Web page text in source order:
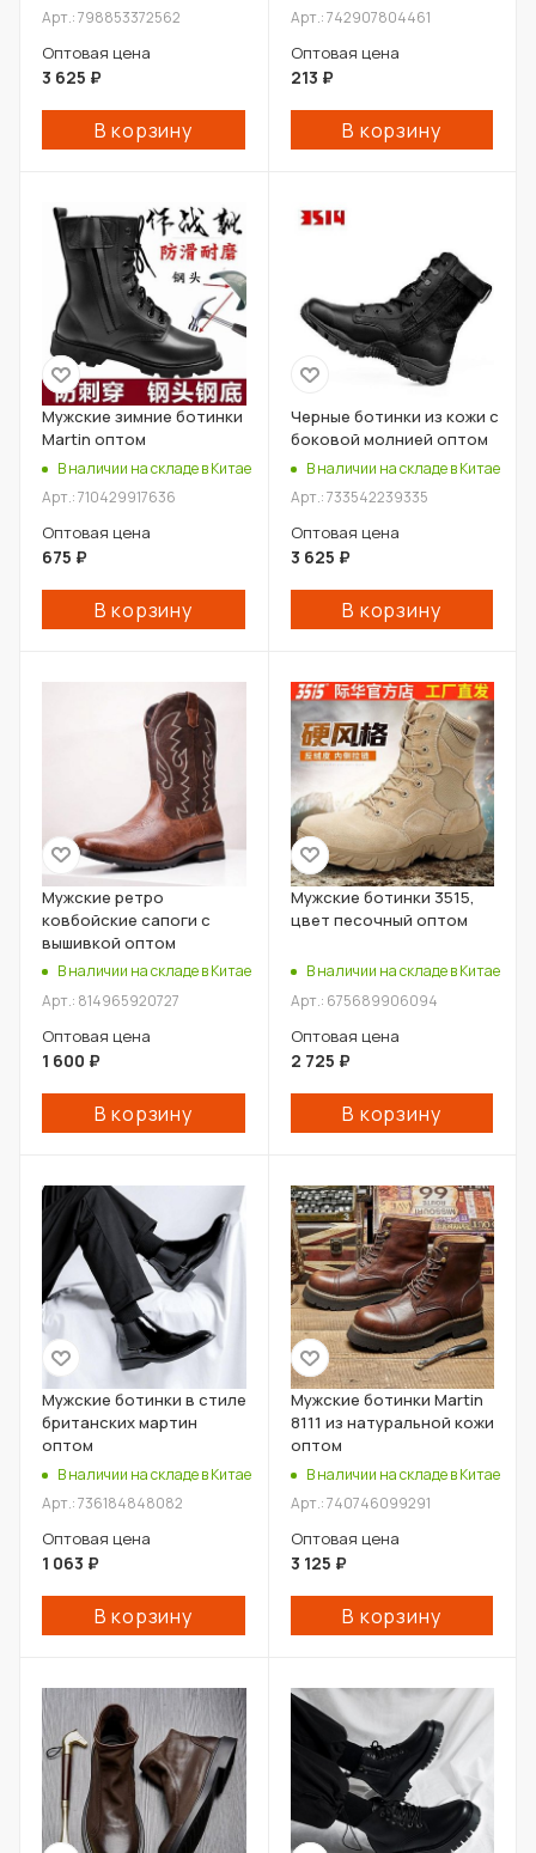
Арт.: 798853372562
Оптовая цена
3 625 ₽
В корзину
Арт.: 742907804461
Оптовая цена
213 ₽
В корзину
Мужские зимние ботинки
Martin оптом
В наличии на складе в Китае
Арт.: 710429917636
Оптовая цена
675 ₽
В корзину
Черные ботинки из кожи с
боковой молнией оптом
В наличии на складе в Китае
Арт.: 733542239335
Оптовая цена
3 625 ₽
В корзину
Мужские ретро
ковбойские сапоги с
вышивкой оптом
В наличии на складе в Китае
Арт.: 814965920727
Оптовая цена
1 600 ₽
В корзину
Мужские ботинки 3515,
цвет песочный оптом
В наличии на складе в Китае
Арт.: 675689906094
Оптовая цена
2 725 ₽
В корзину
Мужские ботинки в стиле
британских мартин
оптом
В наличии на складе в Китае
Арт.: 736184848082
Оптовая цена
1 063 ₽
В корзину
Мужские ботинки Martin
8111 из натуральной кожи
оптом
В наличии на складе в Китае
Арт.: 740746099291
Оптовая цена
3 125 ₽
В корзину